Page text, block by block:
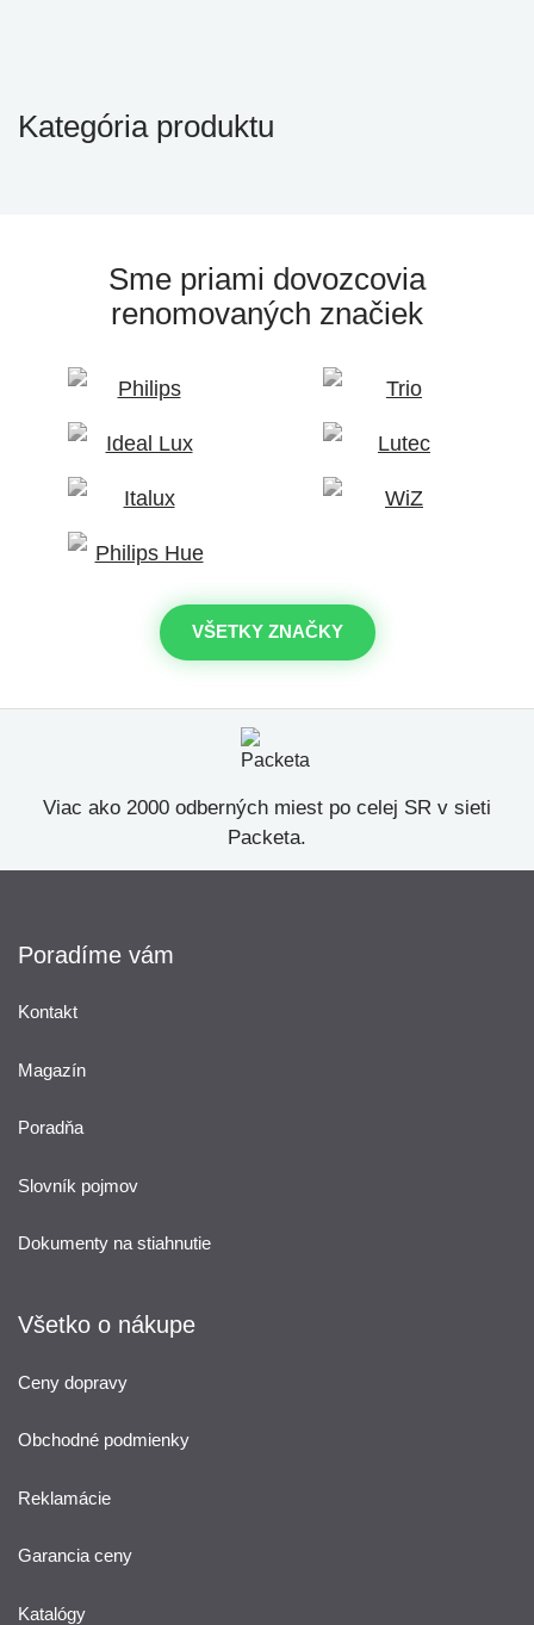
Kategória produktu
Sme priami dovozcovia
renomovaných značiek
VŠETKY ZNAČKY
Viac ako 2000 odberných miest po celej SR v sieti
Packeta.
Poradíme vám
Kontakt
Magazín
Poradňa
Slovník pojmov
Dokumenty na stiahnutie
Všetko o nákupe
Ceny dopravy
Obchodné podmienky
Reklamácie
Garancia ceny
Katalógy